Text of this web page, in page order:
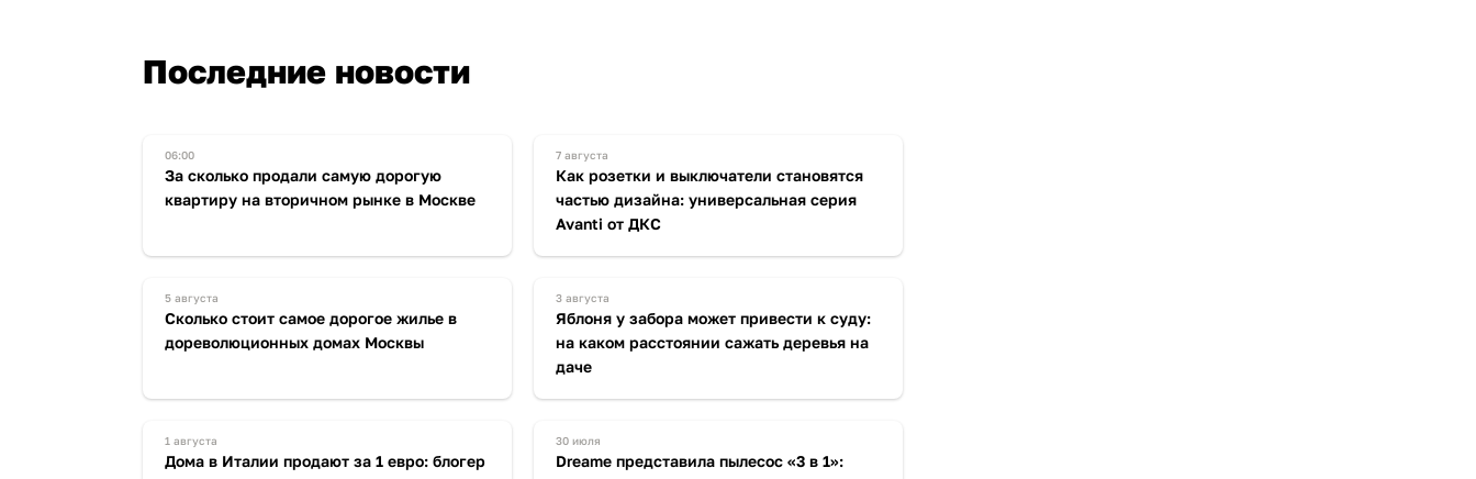
Последние новости
06:00
За сколько продали самую дорогую
квартиру на вторичном рынке в Москве
7 августа
Как розетки и выключатели становятся
частью дизайна: универсальная серия
Avanti от ДКС
5 августа
Сколько стоит самое дорогое жилье в
дореволюционных домах Москвы
3 августа
Яблоня у забора может привести к суду:
на каком расстоянии сажать деревья на
даче
1 августа
Дома в Италии продают за 1 евро: блогер
30 июля
Dreame представила пылесос «3 в 1»: